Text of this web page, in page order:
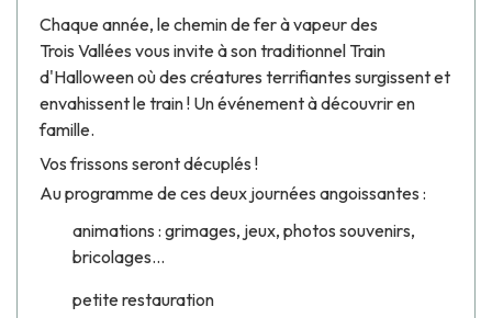
Chaque année, le chemin de fer à vapeur des
Trois Vallées vous invite à son traditionnel Train
d'Halloween où des créatures terrifiantes surgissent et
envahissent le train ! Un événement à découvrir en
famille.
Vos frissons seront décuplés !
Au programme de ces deux journées angoissantes :
animations : grimages, jeux, photos souvenirs,
bricolages...
petite restauration